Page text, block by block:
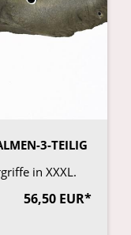
3-TEILIG
in XXXL.
56,50 EUR*